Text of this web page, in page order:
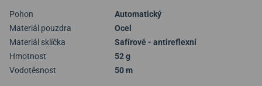
Pohon
Automatický
Materiál pouzdra
Ocel
Materiál sklíčka
Safírové - antireflexní
Hmotnost
52 g
Vodotěsnost
50 m